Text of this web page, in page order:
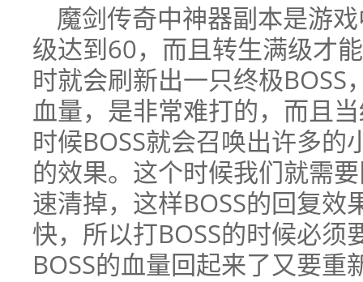
魔剑传奇中神器副本是游
级达到60，而且转生满级才
时就会刷新出一只终极BOSS
血量，是非常难打的，而且
时候BOSS就会召唤出许多
的效果。这个时候我们就需
速清掉，这样BOSS的回复
快，所以打BOSS的时候必
BOSS的血量回起来了又要重